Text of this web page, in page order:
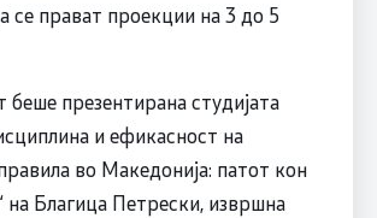
се прават проекции на 3 до 5
беше презентирана студијата
и ефикасност на
во Македонија: патот кон
Благица Петрески, извршна